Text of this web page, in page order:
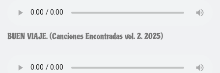
BUEN VIAJE. (Canciones Encontradas vol. 2. 2025)